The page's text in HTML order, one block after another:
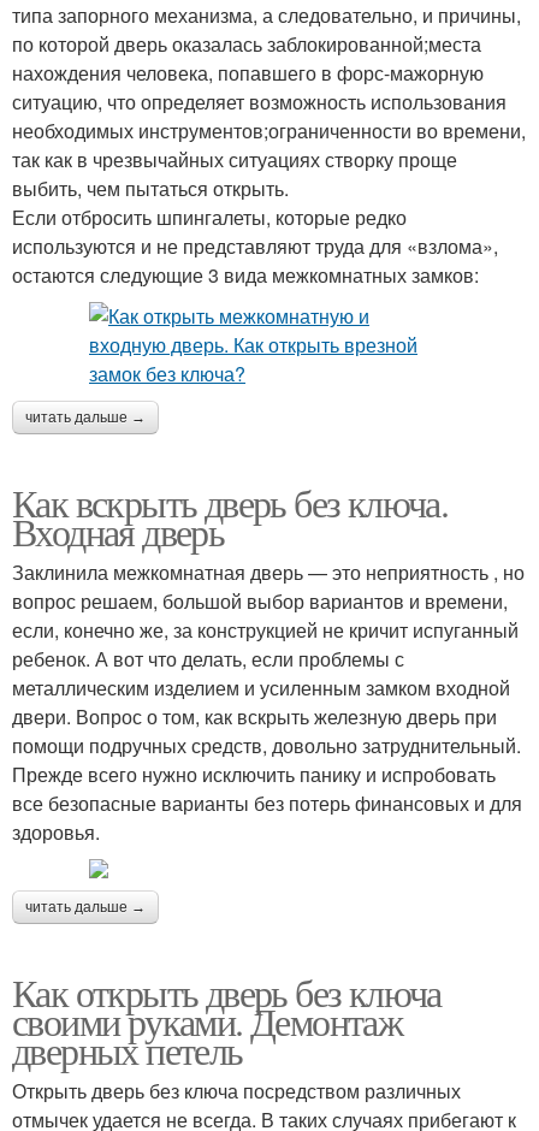
типа запорного механизма, а следовательно, и причины,
по которой дверь оказалась заблокированной;места
нахождения человека, попавшего в форс-мажорную
ситуацию, что определяет возможность использования
необходимых инструментов;ограниченности во времени,
так как в чрезвычайных ситуациях створку проще
выбить, чем пытаться открыть.
Если отбросить шпингалеты, которые редко
используются и не представляют труда для «взлома»,
остаются следующие 3 вида межкомнатных замков:
читать дальше →
Как вскрыть дверь без ключа.
Входная дверь
Заклинила межкомнатная дверь — это неприятность , но
вопрос решаем, большой выбор вариантов и времени,
если, конечно же, за конструкцией не кричит испуганный
ребенок. А вот что делать, если проблемы с
металлическим изделием и усиленным замком входной
двери. Вопрос о том, как вскрыть железную дверь при
помощи подручных средств, довольно затруднительный.
Прежде всего нужно исключить панику и испробовать
все безопасные варианты без потерь финансовых и для
здоровья.
читать дальше →
Как открыть дверь без ключа
своими руками. Демонтаж
дверных петель
Открыть дверь без ключа посредством различных
отмычек удается не всегда. В таких случаях прибегают к